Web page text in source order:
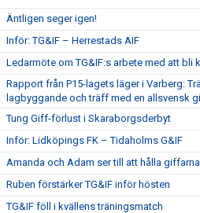
Äntligen seger igen!
Inför: TG&IF – Herrestads AIF
Ledarmöte om TG&IF:s arbete med att bli
Rapport från P15-lagets läger i Varberg:
lagbyggande och träff med en allsvensk
Tung Giff-förlust i Skaraborgsderbyt
Inför: Lidköpings FK – Tidaholms G&IF
Amanda och Adam ser till att hålla
Ruben förstärker TG&IF inför hösten
TG&IF föll i kvällens träningsmatch